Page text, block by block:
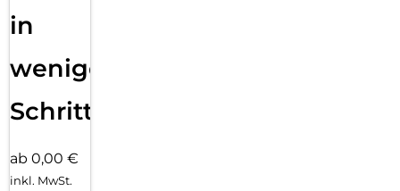
in
wenigen
Schritten
ab 0,00 €
inkl. MwSt.